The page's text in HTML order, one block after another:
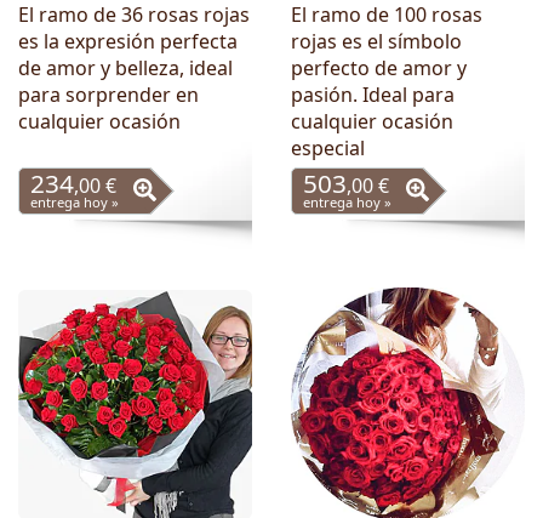
El ramo de 36 rosas rojas
es la expresión perfecta
de amor y belleza, ideal
para sorprender en
cualquier ocasión
234,00 €
entrega hoy »
El ramo de 100 rosas
rojas es el símbolo
perfecto de amor y
pasión. Ideal para
cualquier ocasión
especial
503,00 €
entrega hoy »